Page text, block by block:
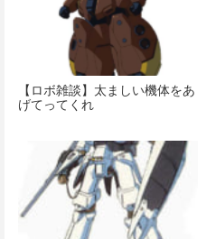
【ロボ雑談】太ましい機体をあ
げてってくれ